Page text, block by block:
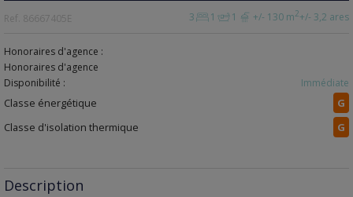
Ref. 86667405E 3 1 1 +/- 130 m2+/- 3,2 ares
Honoraires d'agence :
Honoraires d'agence
Disponibilité :
Immédiate
Classe énergétique
G
Classe d'isolation thermique
G
Description